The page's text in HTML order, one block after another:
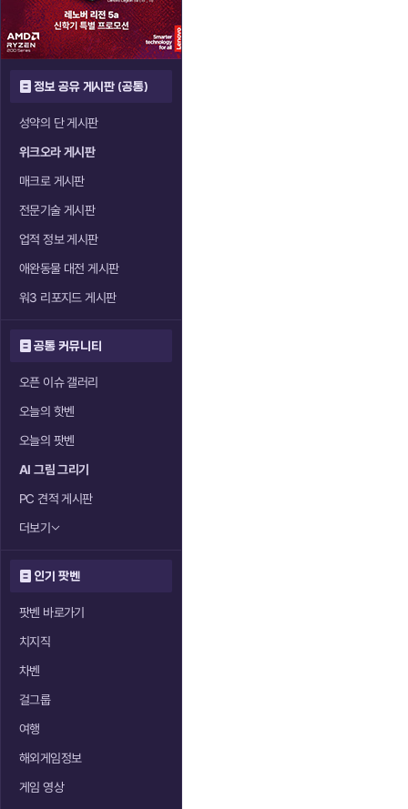
정보 공유 게시판 (공통)
성약의 단 게시판
위크오라 게시판
매크로 게시판
전문기술 게시판
업적 정보 게시판
애완동물 대전 게시판
워3 리포지드 게시판
공통 커뮤니티
오픈 이슈 갤러리
오늘의 핫벤
오늘의 팟벤
AI 그림 그리기
PC 견적 게시판
더보기
인기 팟벤
팟벤 바로가기
치지직
차벤
걸그룹
여행
해외게임정보
게임 영상